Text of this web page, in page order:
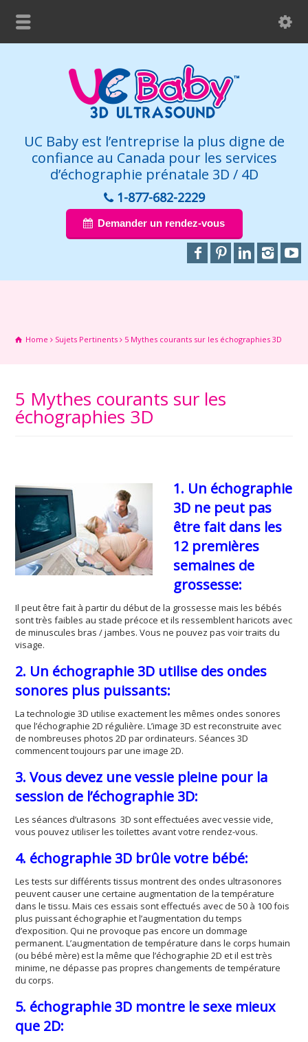
UC Baby est l’entreprise la plus digne de
confiance au Canada pour les services
d’échographie prénatale 3D / 4D
1-877-682-2229
Demander un rendez-vous
Home Sujets Pertinents 5 Mythes courants sur les échographies 3D
5 Mythes courants sur les
échographies 3D
1. Un échographie
3D ne peut pas
être fait dans les
12 premières
semaines de
grossesse:
Il peut être fait à partir du début de la grossesse mais les bébés
sont très faibles au stade précoce et ils ressemblent haricots avec
de minuscules bras / jambes. Vous ne pouvez pas voir traits du
visage.
2. Un échographie 3D utilise des ondes
sonores plus puissants:
La technologie 3D utilise exactement les mêmes ondes sonores
que l’échographie 2D régulière. L’image 3D est reconstruite avec
de nombreuses photos 2D par ordinateurs. Séances 3D
commencent toujours par une image 2D.
3. Vous devez une vessie pleine pour la
session de l’échographie 3D:
Les séances d’ultrasons 3D sont effectuées avec vessie vide,
vous pouvez utiliser les toilettes avant votre rendez-vous.
4. échographie 3D brûle votre bébé:
Les tests sur différents tissus montrent des ondes ultrasonores
peuvent causer une certaine augmentation de la température
dans le tissu. Mais ces essais sont effectués avec de 50 à 100 fois
plus puissant échographie et l’augmentation du temps
d’exposition. Qui ne provoque pas encore un dommage
permanent. L’augmentation de température dans le corps humain
(ou bébé mère) est la même que l’échographie 2D et il est très
minime, ne dépasse pas propres changements de température
du corps.
5. échographie 3D montre le sexe mieux
que 2D: